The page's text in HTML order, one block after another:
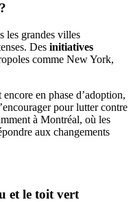
les grandes villes
Des initiatives
comme New York,
en phase d’adoption,
pour lutter contre
à Montréal, où les
aux changements
et le toit vert